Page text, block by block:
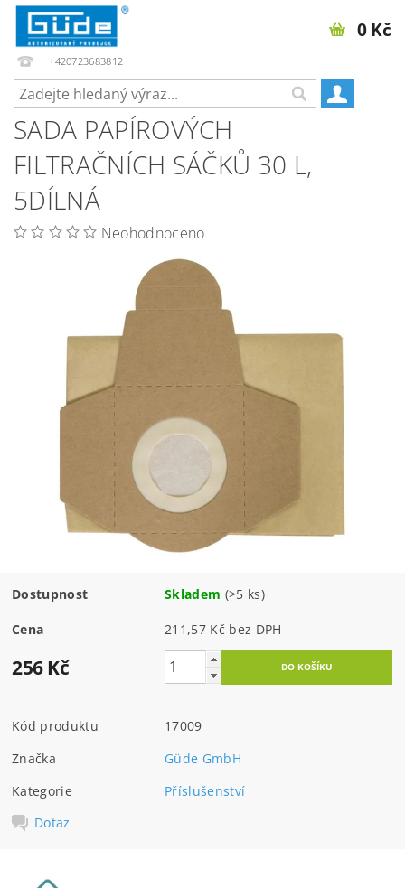
+420723683812
0 Kč
SADA PAPÍROVÝCH
FILTRAČNÍCH SÁČKŮ 30 L,
5DÍLNÁ
Neohodnoceno
Dostupnost Skladem (>5 ks)
Cena 211,57 Kč bez DPH
256 Kč
Kód produktu
17009
Značka
Güde GmbH
Kategorie
Příslušenství
Dotaz